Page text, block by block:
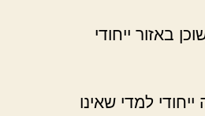
באזור ייחודי
למדי שאינו